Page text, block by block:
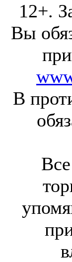
12+.
Вы
В